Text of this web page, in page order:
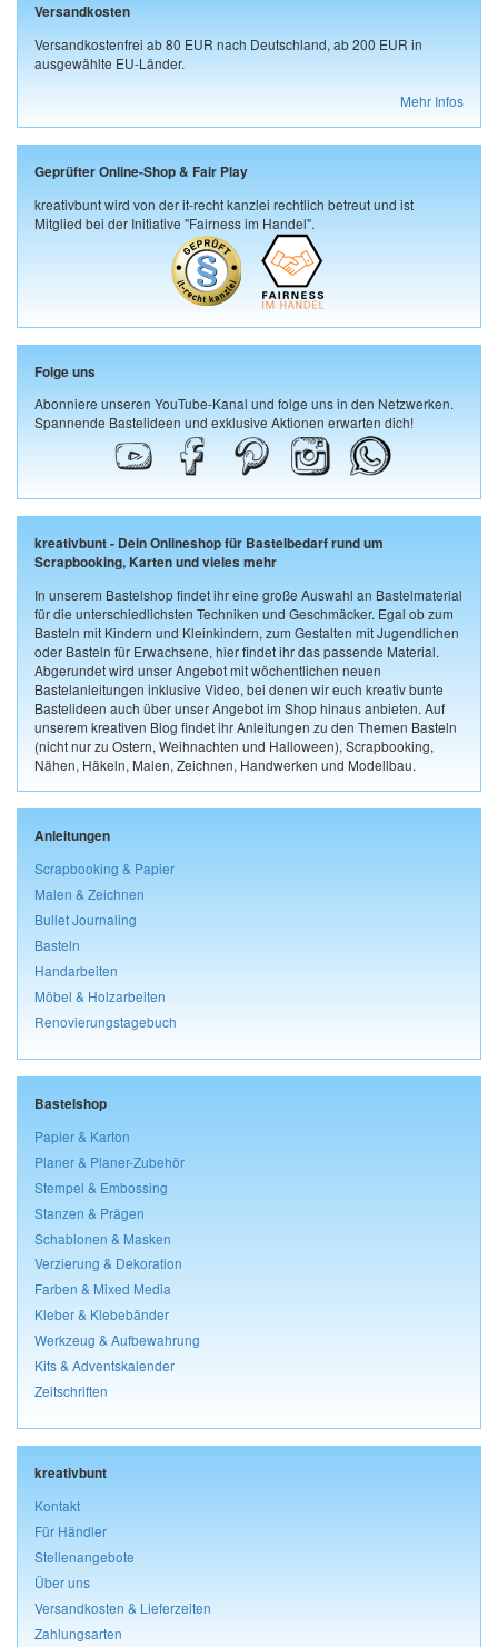
Versandkosten
Versandkostenfrei ab 80 EUR nach Deutschland, ab 200 EUR in
ausgewählte EU-Länder.
Mehr Infos
Geprüfter Online-Shop & Fair Play
kreativbunt wird von der it-recht kanzlei rechtlich betreut und ist
Mitglied bei der Initiative "Fairness im Handel".
Folge uns
Abonniere unseren YouTube-Kanal und folge uns in den Netzwerken.
Spannende Bastelideen und exklusive Aktionen erwarten dich!
kreativbunt - Dein Onlineshop für Bastelbedarf rund um
Scrapbooking, Karten und vieles mehr
In unserem Bastelshop findet ihr eine große Auswahl an Bastelmaterial
für die unterschiedlichsten Techniken und Geschmäcker. Egal ob zum
Basteln mit Kindern und Kleinkindern, zum Gestalten mit Jugendlichen
oder Basteln für Erwachsene, hier findet ihr das passende Material.
Abgerundet wird unser Angebot mit wöchentlichen neuen
Bastelanleitungen inklusive Video, bei denen wir euch kreativ bunte
Bastelideen auch über unser Angebot im Shop hinaus anbieten. Auf
unserem kreativen Blog findet ihr Anleitungen zu den Themen Basteln
(nicht nur zu Ostern, Weihnachten und Halloween), Scrapbooking,
Nähen, Häkeln, Malen, Zeichnen, Handwerken und Modellbau.
Anleitungen
Scrapbooking & Papier
Malen & Zeichnen
Bullet Journaling
Basteln
Handarbeiten
Möbel & Holzarbeiten
Renovierungstagebuch
Bastelshop
Papier & Karton
Planer & Planer-Zubehör
Stempel & Embossing
Stanzen & Prägen
Schablonen & Masken
Verzierung & Dekoration
Farben & Mixed Media
Kleber & Klebebänder
Werkzeug & Aufbewahrung
Kits & Adventskalender
Zeitschriften
kreativbunt
Kontakt
Für Händler
Stellenangebote
Über uns
Versandkosten & Lieferzeiten
Zahlungsarten